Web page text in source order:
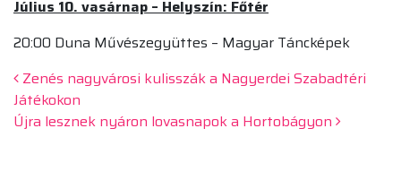
Július 10. vasárnap – Helyszín: Főtér
20:00 Duna Művészegyüttes – Magyar Táncképek
Beitrags-Navigation
Zenés nagyvárosi kulisszák a Nagyerdei Szabadtéri
Játékokon
Újra lesznek nyáron lovasnapok a Hortobágyon